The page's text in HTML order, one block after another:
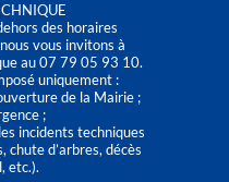
des horaires
vous invitons à
au 07 79 05 93 10.
uniquement :
de la Mairie ;
;
incidents techniques
d’arbres, décès
etc.).